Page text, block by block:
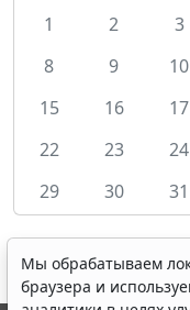
1
2 3
8
9 10
15
16 17
22
23 24
29
30 31
Мы обрабатываем
браузера и